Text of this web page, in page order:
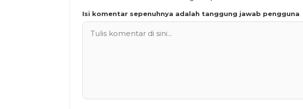
Isi komentar sepenuhnya adalah tanggung jawab pengguna